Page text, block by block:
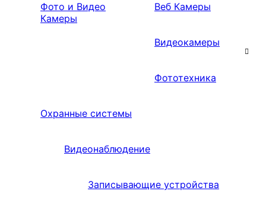
Фото и Видео
Камеры
Веб Камеры
Видеокамеры
Фототехника
Охранные системы
Видеонаблюдение
Записывающие устройства